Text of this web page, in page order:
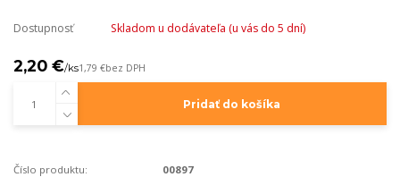
Dostupnosť Skladom u dodávateľa (u vás do 5 dní)
2,20 €/ks1,79 €bez DPH
Pridať do košíka
Číslo produktu:
00897